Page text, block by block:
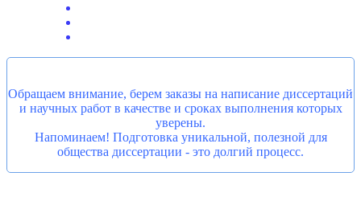
Обращаем внимание, берем заказы на написание диссертаций
и научных работ в качестве и сроках выполнения которых
уверены.
Напоминаем! Подготовка уникальной, полезной для
общества диссертации - это долгий процесс.